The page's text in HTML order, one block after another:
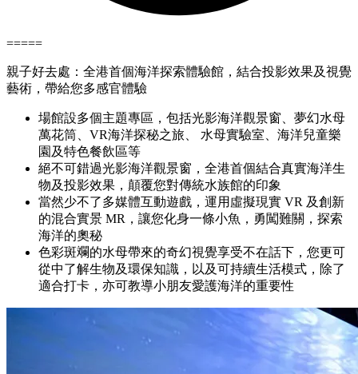
=====
親子好去處：全港首個海洋探索體驗館，結合投影效果及視覺
藝術，帶給您多感官體驗
場館設多個主題專區，包括光影海洋觀景窗、夢幻水母
萬花筒、VR海洋探秘之旅、 水母實驗室、海洋兒童樂
園及特色餐飲區等
絕不可錯過光影海洋觀景窗，全港首個結合真實海洋生
物及投影效果，顛覆您對傳統水族館的印象
當然少不了多媒體互動遊戲，運用虛擬現實 VR 及創新
的混合實景 MR，讓您化身一條小魚，勇闖難關，探索
海洋的奧秘
色彩斑斕的水母帶來的奇幻視覺享受不在話下，您更可
從中了解生物及環保知識，以及可持續生活模式，除了
適合打卡，亦可教導小朋友愛護海洋的重要性